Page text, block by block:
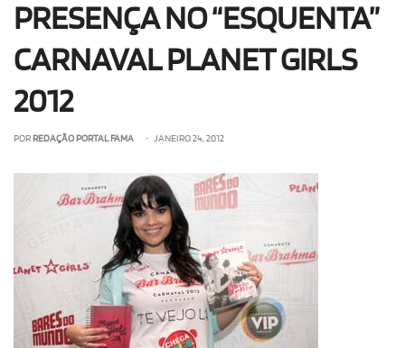
PRESENÇA NO “ESQUENTA”
CARNAVAL PLANET GIRLS
2012
POR REDAÇÃO PORTAL FAMA • JANEIRO 24, 2012